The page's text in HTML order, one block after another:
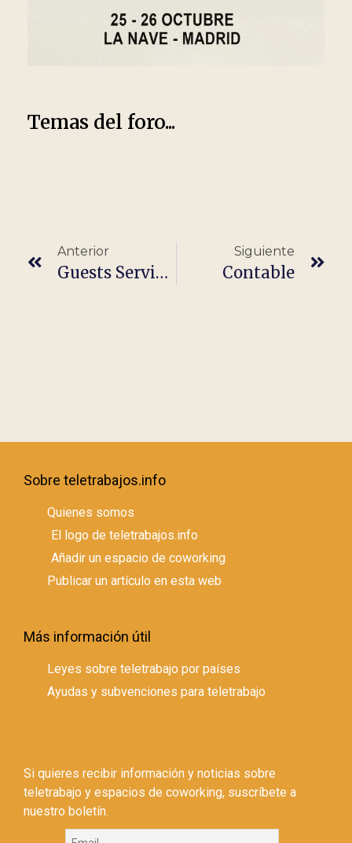
Temas del foro...
Anterior
Guests Service Agent
Siguiente
Contable
Sobre teletrabajos.info
Quienes somos
El logo de teletrabajos.info
Añadir un espacio de coworking
Publicar un artículo en esta web
Más información útil
Leyes sobre teletrabajo por países
Ayudas y subvenciones para teletrabajo
Si quieres recibir información y noticias sobre
teletrabajo y espacios de coworking, suscríbete a
nuestro boletín.